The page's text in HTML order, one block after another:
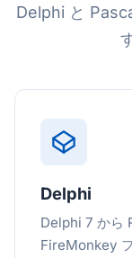
Delphi と
Delphi
Delphi 7 から
FireMonkey